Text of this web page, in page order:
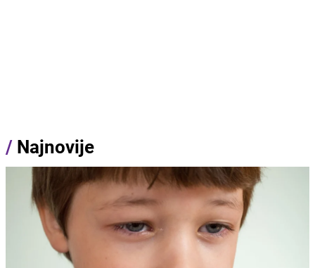
/ Najnovije